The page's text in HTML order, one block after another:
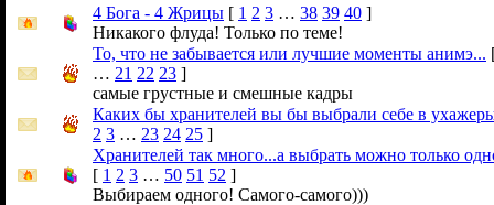
4 Бога - 4 Жрицы [ 1 2 3 … 38 39 40 ]
Никакого флуда! Только по теме!
То, что не забывается или лучшие моменты анимэ...
… 21 22 23 ]
самые грустные и смешные кадры
Каких бы хранителей вы бы выбрали себе в
2 3 … 23 24 25 ]
Хранителей так много...а выбрать можно только
[ 1 2 3 … 50 51 52 ]
Выбираем одного! Самого-самого)))